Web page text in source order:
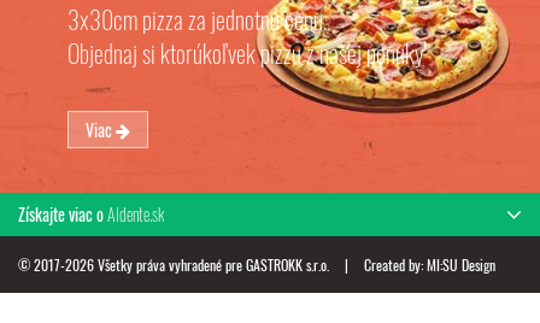
3x30cm pizza za jednotnú cenu.
Objednaj si ktorúkoľvek pizzu z našej ponuky
Viac
Získajte viac oAldente.sk
© 2017-2026 Všetky práva vyhradené pre GASTROKK s.r.o. | Created by:MI:SU Design